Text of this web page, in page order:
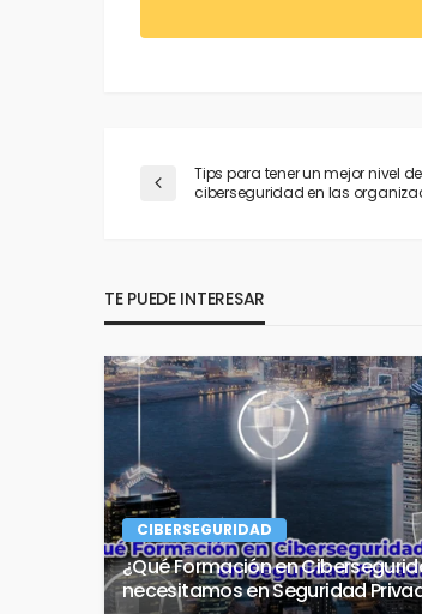
Tips para tener un mejor nivel de
ciberseguridad en las
TE PUEDE INTERESAR
CIBERSEGURIDAD
¿Qué Formación en
necesitamos en Seguridad